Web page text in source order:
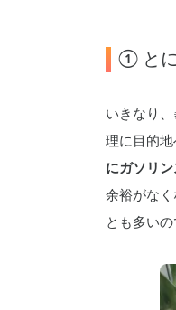
① とに
いきなり
理に目的
にガソリ
余裕がな
とも多い